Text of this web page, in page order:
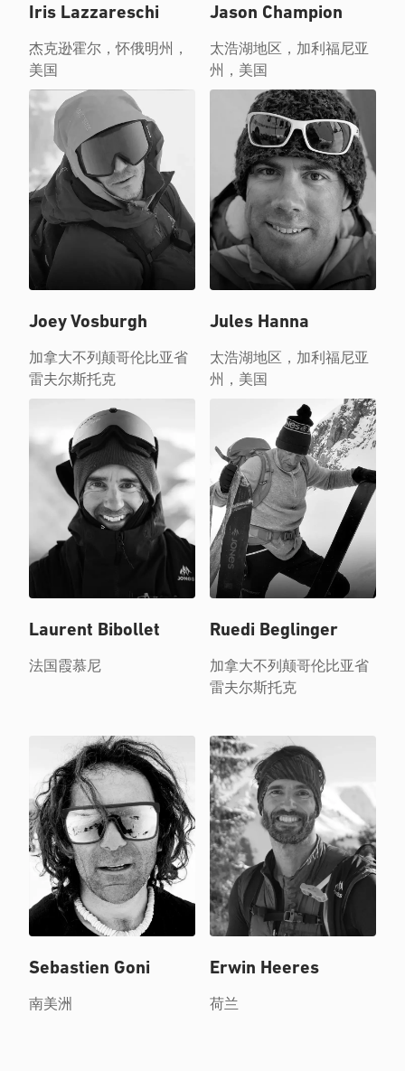
Iris Lazzareschi
杰克逊霍尔，怀俄明州，
美国
Jason Champion
太浩湖地区，加利福尼亚
州，美国
Joey Vosburgh
加拿大不列颠哥伦比亚省
雷夫尔斯托克
Jules Hanna
太浩湖地区，加利福尼亚
州，美国
Laurent Bibollet
法国霞慕尼
Ruedi Beglinger
加拿大不列颠哥伦比亚省
雷夫尔斯托克
Sebastien Goni
南美洲
Erwin Heeres
荷兰